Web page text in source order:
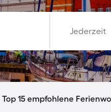
Jederzeit
Top 15 empfohlene